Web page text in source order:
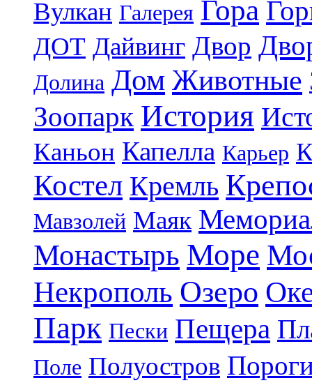
Вулкан Галерея Гора
ДОТ Дайвинг Двор
Долина Дом Животные
Зоопарк История
Каньон Капелла Карьер
Костел Кремль
Мавзолей Маяк
Монастырь Море
Некрополь Озеро
Парк Пески Пещера
Поле Полуостров